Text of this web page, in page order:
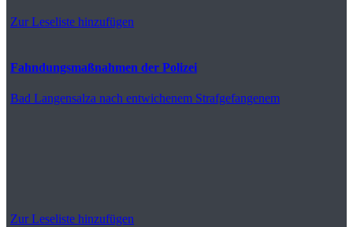
Zur Leseliste hinzufügen
Fahndungsmaßnahmen der Polizei
Bad Langensalza nach entwichenem Strafgefangenem
Zur Leseliste hinzufügen